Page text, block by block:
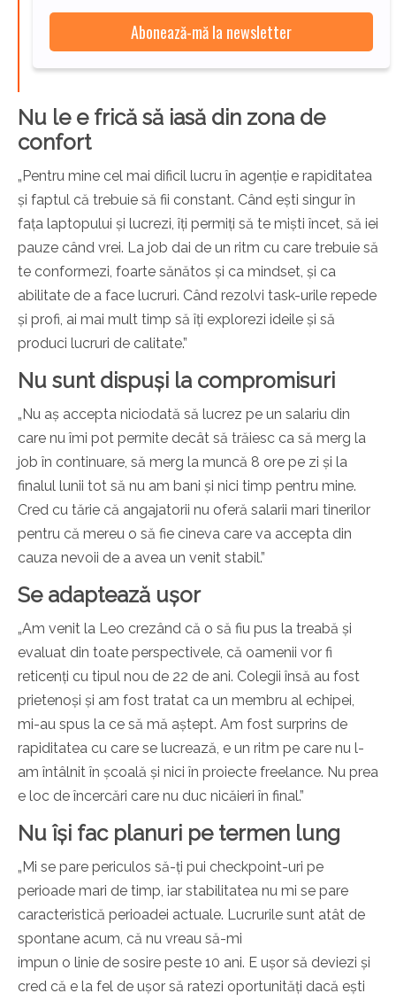
Nu le e frică să iasă din zona de
confort
„Pentru mine cel mai dificil lucru în agenție e rapiditatea
și faptul că trebuie să fii constant. Când ești singur în
fața laptopului și lucrezi, îți permiți să te miști încet, să iei
pauze când vrei. La job dai de un ritm cu care trebuie să
te conformezi, foarte sănătos și ca mindset, și ca
abilitate de a face lucruri. Când rezolvi task-urile repede
și profi, ai mai mult timp să îți explorezi ideile și să
produci lucruri de calitate.”
Nu sunt dispuși la compromisuri
„Nu aș accepta niciodată să lucrez pe un salariu din
care nu îmi pot permite decât să trăiesc ca să merg la
job în continuare, să merg la muncă 8 ore pe zi și la
finalul lunii tot să nu am bani și nici timp pentru mine.
Cred cu tărie că angajatorii nu oferă salarii mari tinerilor
pentru că mereu o să fie cineva care va accepta din
cauza nevoii de a avea un venit stabil.”
Se adaptează ușor
„Am venit la Leo crezând că o să fiu pus la treabă și
evaluat din toate perspectivele, că oamenii vor fi
reticenți cu tipul nou de 22 de ani. Colegii însă au fost
prietenoși și am fost tratat ca un membru al echipei,
mi-au spus la ce să mă aștept. Am fost surprins de
rapiditatea cu care se lucrează, e un ritm pe care nu l-
am întâlnit în școală și nici în proiecte freelance. Nu prea
e loc de încercări care nu duc nicăieri în final.”
Nu își fac planuri pe termen lung
„Mi se pare periculos să-ți pui checkpoint-uri pe
perioade mari de timp, iar stabilitatea nu mi se pare
caracteristică perioadei actuale. Lucrurile sunt atât de
spontane acum, că nu vreau să-mi
impun o linie de sosire peste 10 ani. E ușor să deviezi și
cred că e la fel de ușor să ratezi oportunități dacă ești